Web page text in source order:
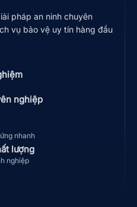
pháp an ninh chuyên
vụ bảo vệ uy tín hàng đầu
nghiệp
nhanh
lượng
nghiệp